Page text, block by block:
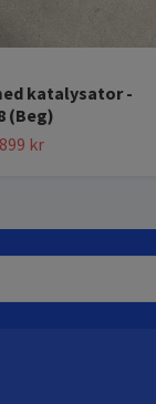
katalysator -
(Beg)
899 kr